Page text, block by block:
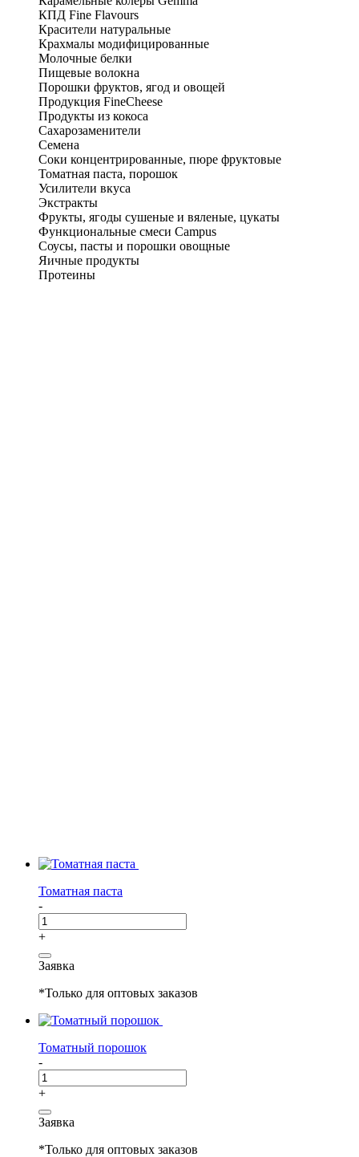
КПД Fine Flavours
Красители натуральные
Крахмалы модифицированные
Молочные белки
Пищевые волокна
Порошки фруктов, ягод и овощей
Продукция FineCheese
Продукты из кокоса
Сахарозаменители
Семена
Соки концентрированные, пюре фруктовые
Томатная паста, порошок
Усилители вкуса
Экстракты
Фрукты, ягоды сушеные и вяленые, цукаты
Функциональные смеси Campus
Соусы, пасты и порошки овощные
Яичные продукты
Протеины
Томатная паста
-
+
Заявка
*Только для оптовых заказов
Томатный порошок
-
+
Заявка
*Только для оптовых заказов